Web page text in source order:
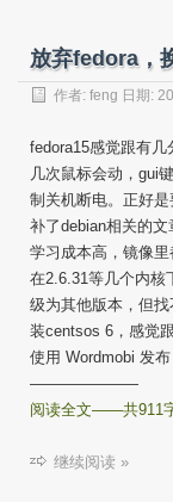
放弃fedora，
作者: feng 日期:
fedora15感觉跟有
几次鼠标会动，gui
制关机断电。正好
补了debian相关的
学习成本高，镜像
在2.6.31等几个内核
级为其他版本，但
装centsos 6，感觉
使用 Wordmobi 发布
———————
阅读全文——共911
继续阅读 »